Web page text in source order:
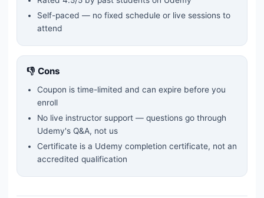
Self-paced — no fixed schedule or live sessions to
attend
👎 Cons
Coupon is time-limited and can expire before you
enroll
No live instructor support — questions go through
Udemy's Q&A, not us
Certificate is a Udemy completion certificate, not an
accredited qualification